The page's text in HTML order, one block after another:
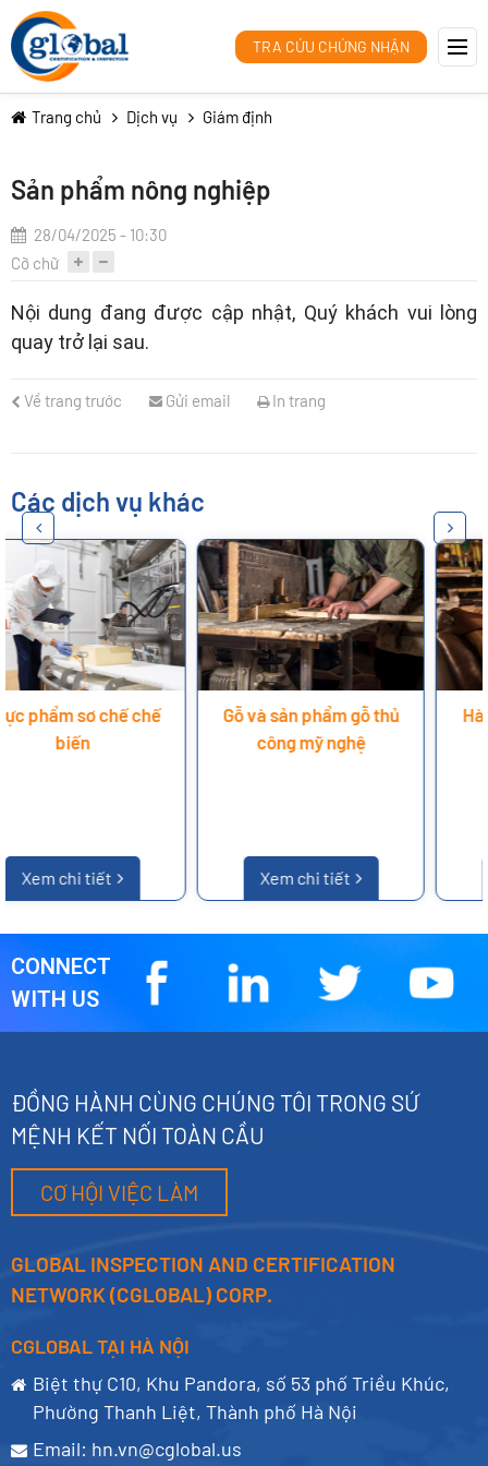
TRA CỨU CHỨNG NHẬN
Trang chủ Dịch vụ Giám định
Sản phẩm nông nghiệp
28/04/2025 - 10:30
Cỡ chữ
Nội dung đang được cập nhật, Quý khách vui lòng
quay trở lại sau.
Về trang trước Gửi email In trang
Các dịch vụ khác
chế chế
Gỗ và sản phẩm gỗ thủ
công mỹ nghệ
Hàng dệt
CONNECT
WITH US
ĐỒNG HÀNH CÙNG CHÚNG TÔI TRONG SỨ
MỆNH KẾT NỐI TOÀN CẦU
CƠ HỘI VIỆC LÀM
GLOBAL INSPECTION AND CERTIFICATION
NETWORK (CGLOBAL) CORP.
CGLOBAL TẠI HÀ NỘI
Biệt thự C10, Khu Pandora, số 53 phố Triều Khúc,
Phường Thanh Liệt, Thành phố Hà Nội
Email: hn.vn@cglobal.us